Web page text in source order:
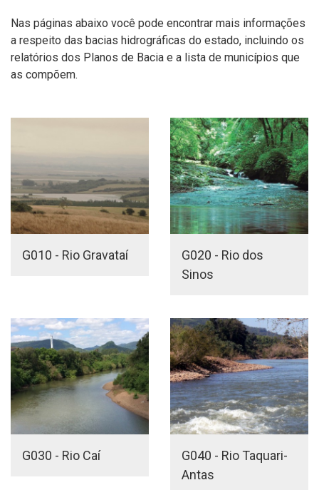
Nas páginas abaixo você pode encontrar mais informações
a respeito das bacias hidrográficas do estado, incluindo os
relatórios dos Planos de Bacia e a lista de municípios que
as compõem.
G010 - Rio Gravataí
G020 - Rio dos
Sinos
G030 - Rio Caí
G040 - Rio Taquari-
Antas